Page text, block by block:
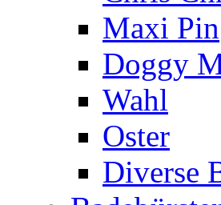
Maxi Pin
Doggy
Wahl
Oster
Diverse